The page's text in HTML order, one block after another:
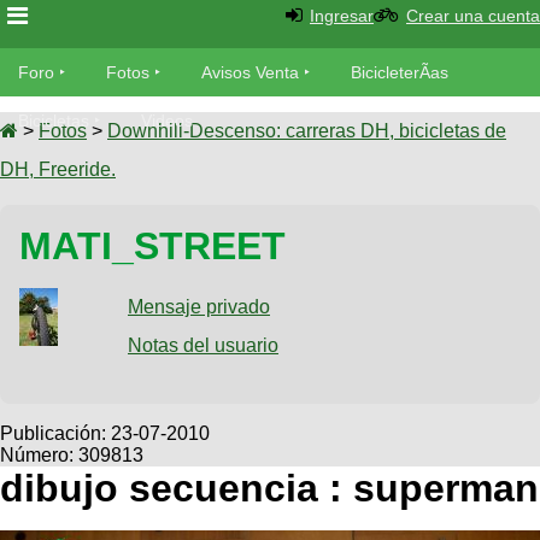
Foro
Foro
TÃ©cnica
Fotos
tu foto
Galeria
XC
Viajes
Descenso
SUBÃ
tu
Buscar
Ultimos
Fotos
BicicleterÃ­
as
Bicicletas
Tandem
Videos
Cicloturismo
Ingresar Crear una cuenta
Foro Fotos Avisos Venta BicicleterÃ­as
Bicicletas Videos
> Fotos > Downhill-Descenso: carreras DH, bicicletas de
DH, Freeride.
MATI_STREET
Mensaje privado
Notas del usuario
Publicación: 23-07-2010
Número: 309813
dibujo secuencia : superman